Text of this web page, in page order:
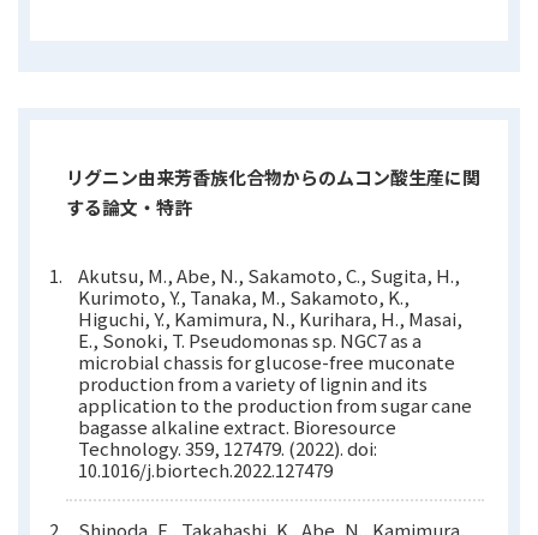
リグニン由来芳香族化合物からのムコン酸生産に関
する論文・特許
Akutsu, M., Abe, N., Sakamoto, C., Sugita, H.,
Kurimoto, Y., Tanaka, M., Sakamoto, K.,
Higuchi, Y., Kamimura, N., Kurihara, H., Masai,
E., Sonoki, T. Pseudomonas sp. NGC7 as a
microbial chassis for glucose-free muconate
production from a variety of lignin and its
application to the production from sugar cane
bagasse alkaline extract. Bioresource
Technology. 359, 127479. (2022). doi:
10.1016/j.biortech.2022.127479
Shinoda, E., Takahashi, K., Abe, N., Kamimura,